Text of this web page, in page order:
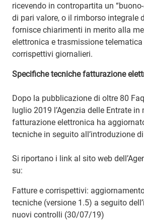
ricevendo in contropartita un
di pari valore, o il rimborso integrale
fornisce chiarimenti in merito alla
elettronica e trasmissione
corrispettivi giornalieri.
Specifiche tecniche fatturazione
Dopo la pubblicazione di oltre 80
luglio 2019 l’Agenzia delle Entrate in
fatturazione elettronica ha
tecniche in seguito all’introduzione
Si riportano i link al sito web
su:
Fatture e corrispettivi:
tecniche (versione 1.5) a seguito
nuovi controlli (30/07/19)